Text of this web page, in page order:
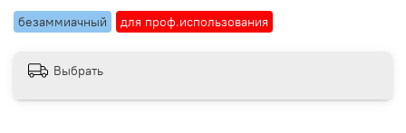
безаммиачный для проф.использования
Выбрать